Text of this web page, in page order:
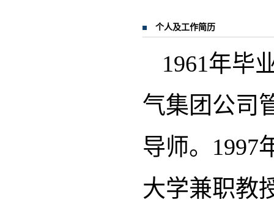
个人及工作简历
1961年毕
气集团公司
导师。1997
大学兼职教